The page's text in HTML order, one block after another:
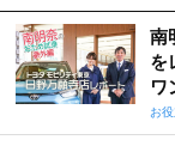
南
を
ワ
お